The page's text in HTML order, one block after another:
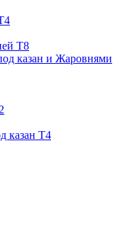
Т8
казан и Жаровнями
казан Т4